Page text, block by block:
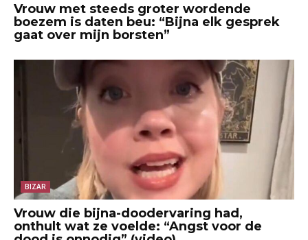
Vrouw met steeds groter wordende
boezem is daten beu: “Bijna elk gesprek
gaat over mijn borsten”
BIZAR
Vrouw die bijna-doodervaring had,
onthult wat ze voelde: “Angst voor de